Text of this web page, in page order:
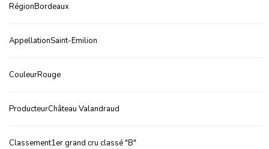
RégionBordeaux
AppellationSaint-Emilion
CouleurRouge
ProducteurChâteau Valandraud
Classement1er grand cru classé "B"